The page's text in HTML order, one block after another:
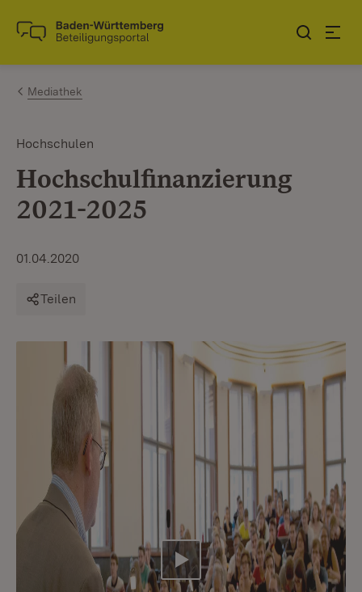
Zum Inhalt springen
Link zur Startseite
Mediathek
Hochschulen
Hochschulfinanzierung
2021-2025
01.04.2020
Teilen
Video abspielen